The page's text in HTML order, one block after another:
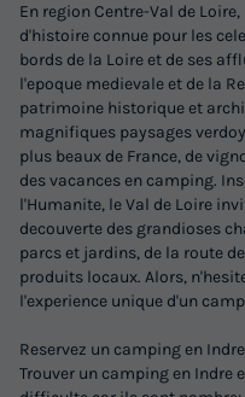
En region Centre-Val de
d'histoire connue pour les
bords de la Loire et de ses
l'epoque medievale et de la
patrimoine historique et
magnifiques paysages
plus beaux de France, de
des vacances en camping.
l'Humanite, le Val de Loire
decouverte des grandioses
parcs et jardins, de la route
produits locaux. Alors,
l'experience unique d'un
Reservez un camping en
Trouver un camping en Indre